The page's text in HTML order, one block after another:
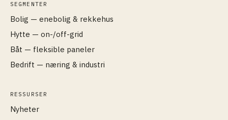
SEGMENTER
Bolig — enebolig & rekkehus
Hytte — on-/off-grid
Båt — fleksible paneler
Bedrift — næring & industri
RESSURSER
Nyheter